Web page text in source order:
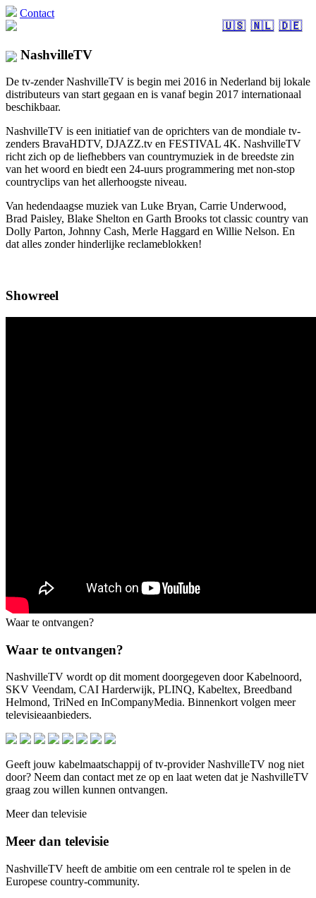
Contact
🇺🇸 🇳🇱 🇩🇪
NashvilleTV
De tv-zender NashvilleTV is begin mei 2016 in Nederland bij lokale
distributeurs van start gegaan en is vanaf begin 2017 internationaal
beschikbaar.
NashvilleTV is een initiatief van de oprichters van de mondiale tv-
zenders BravaHDTV, DJAZZ.tv en FESTIVAL 4K. NashvilleTV
richt zich op de liefhebbers van countrymuziek in de breedste zin
van het woord en biedt een 24-uurs programmering met non-stop
countryclips van het allerhoogste niveau.
Van hedendaagse muziek van Luke Bryan, Carrie Underwood,
Brad Paisley, Blake Shelton en Garth Brooks tot classic country van
Dolly Parton, Johnny Cash, Merle Haggard en Willie Nelson. En
dat alles zonder hinderlijke reclameblokken!
Showreel
Waar te ontvangen?
Waar te ontvangen?
NashvilleTV wordt op dit moment doorgegeven door Kabelnoord,
SKV Veendam, CAI Harderwijk, PLINQ, Kabeltex, Breedband
Helmond, TriNed en InCompanyMedia. Binnenkort volgen meer
televisieaanbieders.
Geeft jouw kabelmaatschappij of tv-provider NashvilleTV nog niet
door? Neem dan contact met ze op en laat weten dat je NashvilleTV
graag zou willen kunnen ontvangen.
Meer dan televisie
Meer dan televisie
NashvilleTV heeft de ambitie om een centrale rol te spelen in de
Europese country-community.